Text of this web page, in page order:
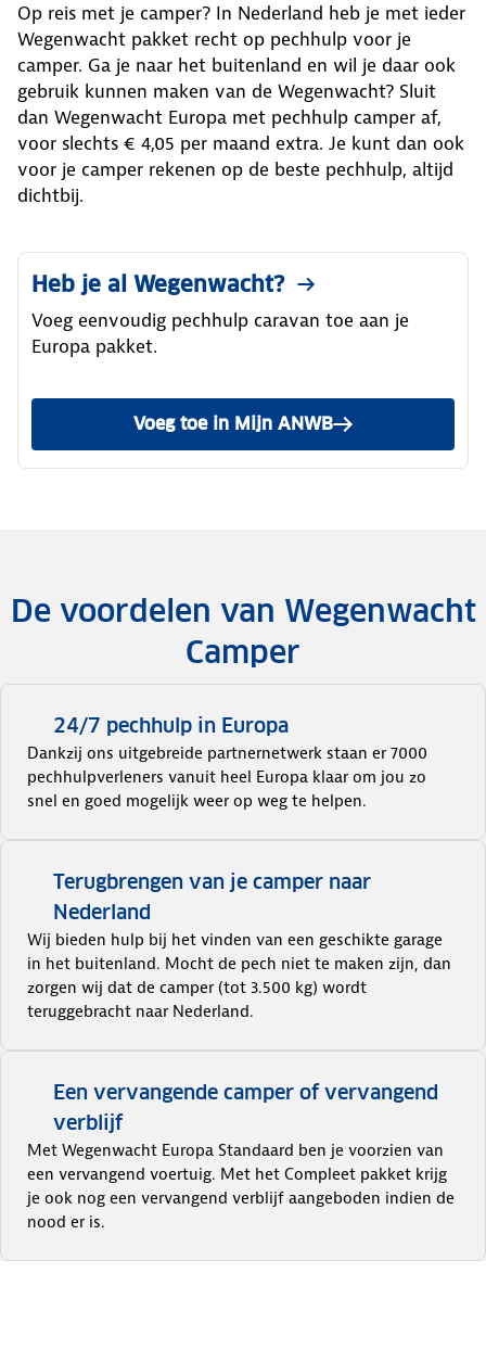
Op reis met je camper? In Nederland heb je met ieder
Wegenwacht pakket recht op pechhulp voor je
camper. Ga je naar het buitenland en wil je daar ook
gebruik kunnen maken van de Wegenwacht? Sluit
dan Wegenwacht Europa met pechhulp camper af,
voor slechts € 4,05 per maand extra. Je kunt dan ook
voor je camper rekenen op de beste pechhulp, altijd
dichtbij.
Heb je al Wegenwacht?
Voeg eenvoudig pechhulp caravan toe aan je
Europa pakket.
Voeg toe in Mijn ANWB
De voordelen van Wegenwacht
Camper
24/7 pechhulp in Europa
Dankzij ons uitgebreide partnernetwerk staan er 7000
pechhulpverleners vanuit heel Europa klaar om jou zo
snel en goed mogelijk weer op weg te helpen.
Terugbrengen van je camper naar
Nederland
Wij bieden hulp bij het vinden van een geschikte garage
in het buitenland. Mocht de pech niet te maken zijn, dan
zorgen wij dat de camper (tot 3.500 kg) wordt
teruggebracht naar Nederland.
Een vervangende camper of vervangend
verblijf
Met Wegenwacht Europa Standaard ben je voorzien van
een vervangend voertuig. Met het Compleet pakket krijg
je ook nog een vervangend verblijf aangeboden indien de
nood er is.